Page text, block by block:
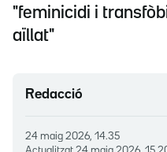
"feminicidi i
aïllat"
Redacció
24 maig 2026, 14.35